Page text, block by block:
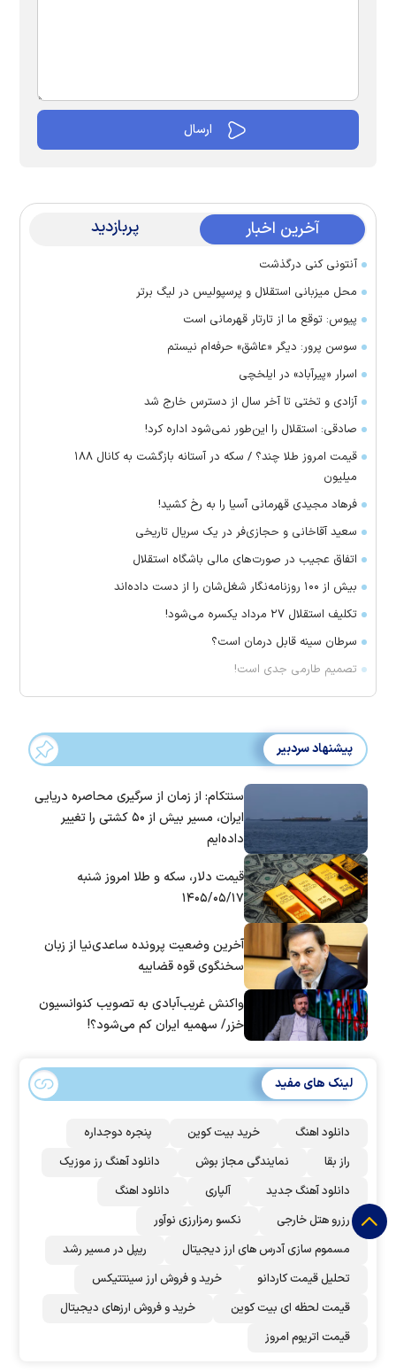
آخرین اخبار پربازدید
آنتونی کنی درگذشت
محل میزبانی استقلال و پرسپولیس در لیگ برتر
پیوس: توقع ما از تارتار قهرمانی است
سوسن پرور: دیگر «عاشق» حرفه‌ام نیستم
اسرار «پیرآباد» در ایلخچی
آزادی و تختی تا آخر سال از دسترس خارج شد
صادقی: استقلال را این‌طور نمی‌شود اداره کرد!
قیمت امروز طلا چند؟ / سکه در آستانه بازگشت به کانال ۱۸۸
میلیون
فرهاد مجیدی قهرمانی آسیا را به رخ کشید!
سعید آقاخانی و حجازی‌فر در یک سریال تاریخی
اتفاق عجیب در صورت‌های مالی باشگاه استقلال
بیش از ۱۰۰ روزنامه‌نگار شغل‌شان را از دست داده‌اند
تکلیف استقلال ۲۷ مرداد یکسره می‌شود!
سرطان سینه قابل درمان است؟
تصمیم طارمی جدی است!
پیشنهاد سردبیر
سنتکام: از زمان از سرگیری محاصره دریایی
ایران، مسیر بیش از ۵۰ کشتی را تغییر
داده‌ایم
قیمت دلار، سکه و طلا امروز شنبه
۱۴۰۵/۰۵/۱۷
آخرین وضعیت پرونده ساعدی‌نیا از زبان
سخنگوی قوه قضاییه
واکنش غریب‌آبادی به تصویب کنوانسیون
خزر/ سهمیه ایران کم می‌شود؟!
لینک های مفید
دانلود اهنگ خرید بیت کوین
پنجره دوجداره
راز بقا
نمایندگی مجاز بوش
دانلود آهنگ رز‌ موزیک
دانلود آهنگ جدید
آلپاری
دانلود اهنگ
رزرو هتل خارجی
نکسو رمزارزی نوآور
مسموم سازی آدرس های ارز دیجیتال
ریپل در مسیر رشد
تحلیل قیمت کاردانو
خرید و فروش ارز سینتتیکس
قیمت لحظه ای بیت کوین
خرید و فروش ارزهای دیجیتال
قیمت اتریوم امروز